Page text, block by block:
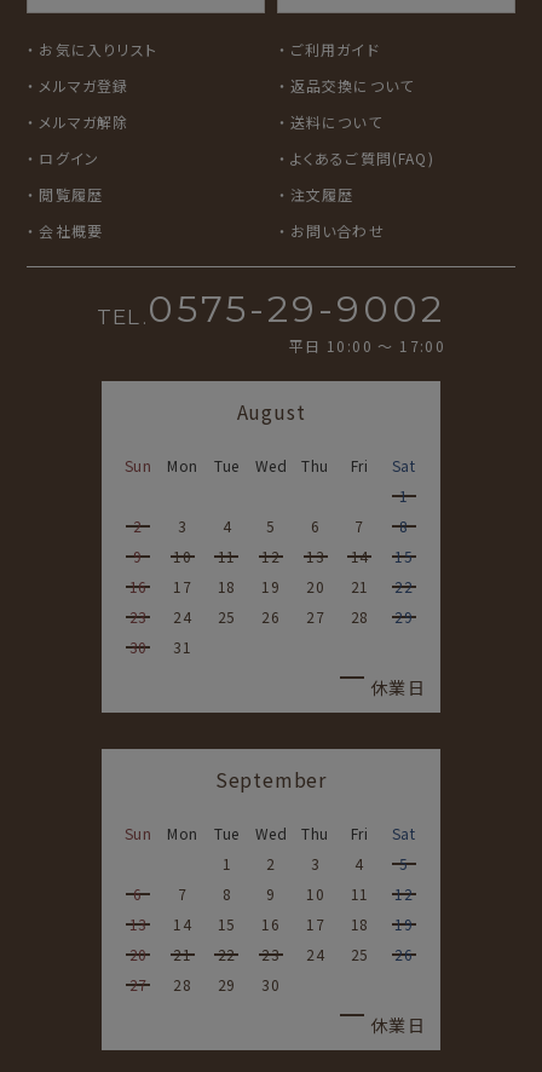
TEA STAND
お気に入りリスト
メルマガ登録
メルマガ解除
ログイン
ご利用ガイド
返品交換について
送料について
よくあるご質問(FAQ)
閲覧履歴
注文履歴
会社概要
お問い合わせ
TEL. 0575-29-9002
平日 10:00 〜 17:00
August
Sun Mon Tue Wed Thu Fri
Sat
1
2
3 4 5 6 7
8
9
10 11 12 13 14
15
16
17 18 19 20 21
22
23
24 25 26 27 28
29
30
31
休業日
September
Sun Mon Tue Wed Thu Fri
Sat
1
2 3 4
5
6
7 8 9 10 11
12
13
14 15 16 17 18
19
20
21 22 23 24 25
26
27
28 29 30
休業日